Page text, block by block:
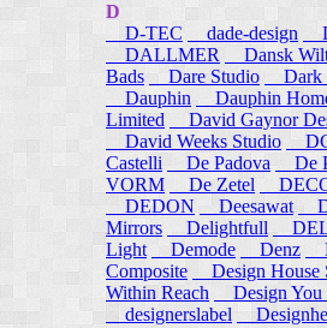
D
D-TEC
dade-design
DALLMER
Dansk
Bads
Dare Studio Dark
Dauphin
Dauphin
Limited
David Gaynor
David Weeks Studio
Castelli
De Padova De
VORM
De Zetel
DEDON
Deesawat
Mirrors
Delightfull
Light
Demode Denz
Composite
Design House
Within Reach
Design You
designerslabel